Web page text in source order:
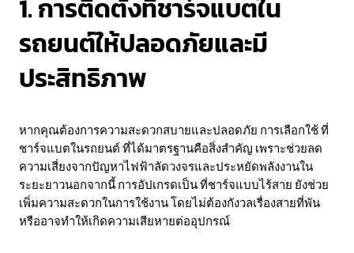
1. การติดตั้งที่ชาร์จแบตใน
รถยนต์ให้ปลอดภัยและมี
ประสิทธิภาพ
หากคุณต้องการความสะดวกสบายและปลอดภัย การเลือกใช้ ที่
ชาร์จแบตในรถยนต์ ที่ได้มาตรฐานคือสิ่งสำคัญ เพราะช่วยลด
ความเสี่ยงจากปัญหาไฟฟ้าลัดวงจรและประหยัดพลังงานใน
ระยะยาวนอกจากนี้ การอัปเกรดเป็น ที่ชาร์จแบบไร้สาย ยังช่วย
เพิ่มความสะดวกในการใช้งาน โดยไม่ต้องกังวลเรื่องสายที่พัน
หรืออาจทำให้เกิดความเสียหายต่ออุปกรณ์